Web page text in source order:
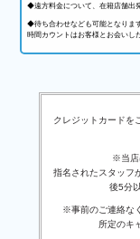
◆遠方料金について、在籍店舗出
◆待ち合わせなども可能となりま
時間カウントはお客様とお会いし
クレジットカードを
※当店
指名されたスタッフ
後5分
※事前のご連絡な
所定のキ